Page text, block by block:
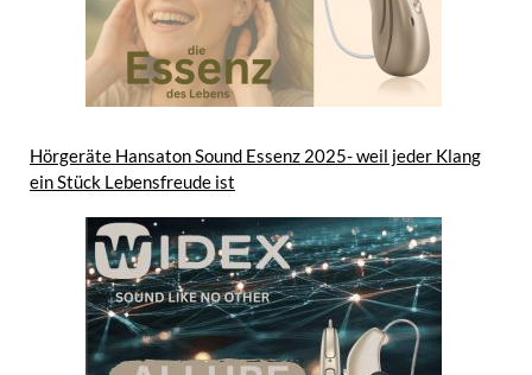
Hörgeräte Hansaton Sound Essenz 2025- weil jeder Klang
ein Stück Lebensfreude ist